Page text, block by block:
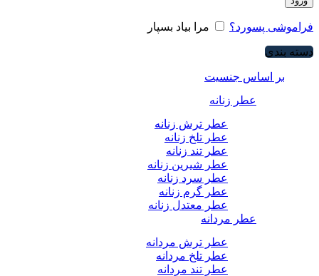
فراموشی پسورد؟ مرا بیاد بسپار
دسته بندی
بر اساس جنسیت
عطر زنانه
عطر ترش زنانه
عطر تلخ زنانه
عطر تند زنانه
عطر شیرین زنانه
عطر سرد زنانه
عطر گرم زنانه
عطر معتدل زنانه
عطر مردانه
عطر ترش مردانه
عطر تلخ مردانه
عطر تند مردانه